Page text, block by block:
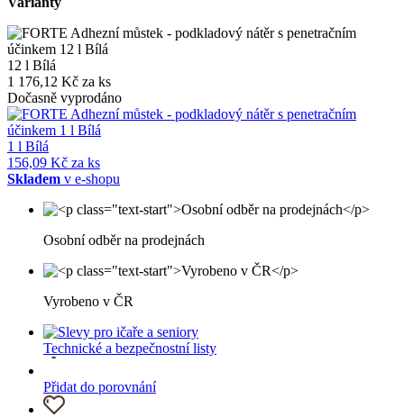
12 l Bílá
1 176,12 Kč za ks
Dočasně vyprodáno
1 l Bílá
156,09 Kč za ks
Skladem v e-shopu
Osobní odběr na prodejnách
Vyrobeno v ČR
Technické a bezpečnostní listy
Přidat do porovnání